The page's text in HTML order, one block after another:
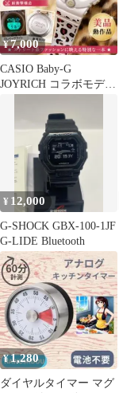
¥7,000
CASIO Baby-G
JOYRICH コラボモデル
¥ 12,000
G-SHOCK GBX-100-1JF
G-LIDE Bluetooth
¥1,280
ダイヤルタイマー マグ